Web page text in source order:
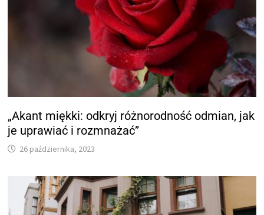
„Akant miękki: odkryj różnorodność odmian, jak
je uprawiać i rozmnażać”
26 października, 2023